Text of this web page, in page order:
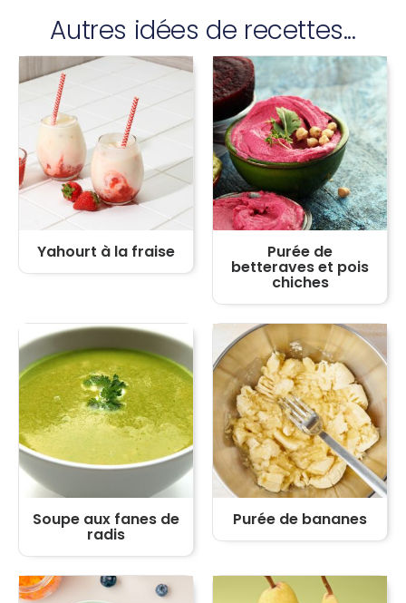
Autres idées de recettes...
Yahourt à la fraise Purée de
betteraves et pois
chiches
Soupe aux fanes de
radis
Purée de bananes